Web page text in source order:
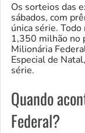
Os sorteios das
sábados, com
única série.
1,350 milhão no
Milionária
Especial de
série.
Quando
Federal?